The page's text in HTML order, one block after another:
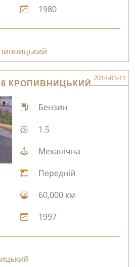
1980
КРОПИВНИЦЬКИЙ
2014-03-11
Бензин
1.5
Механічна
Передній
60,000 км
1997